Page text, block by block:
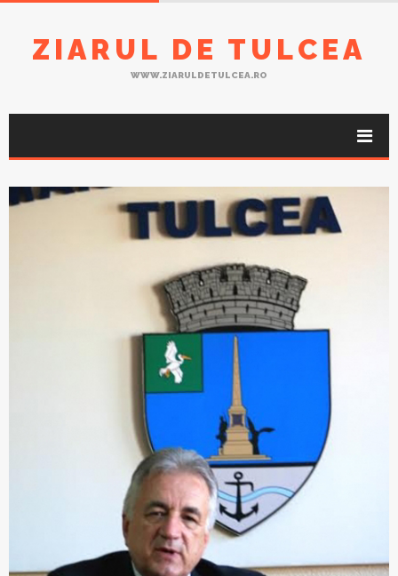
ZIARUL DE TULCEA
WWW.ZIARULDETULCEA.RO